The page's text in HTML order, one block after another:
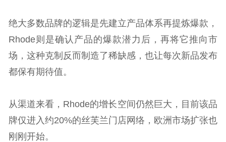
绝大多数品牌的逻辑是先建立产品体系再提炼爆款，
Rhode则是确认产品的爆款潜力后，再将它推向市
场，这种克制反而制造了稀缺感，也让每次新品发布
都保有期待值。
从渠道来看，Rhode的增长空间仍然巨大，目前该品
牌仅进入约20%的丝芙兰门店网络，欧洲市场扩张也
刚刚开始。